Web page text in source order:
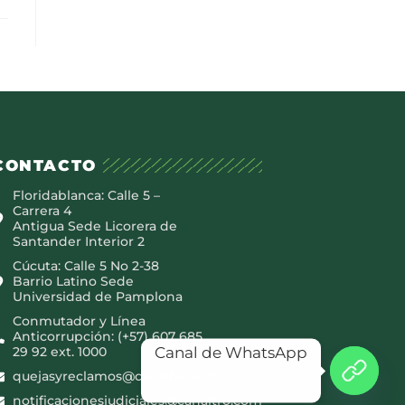
Floridablanca: Calle 5 –
Carrera 4
Antigua Sede Licorera de
Santander Interior 2
Cúcuta: Calle 5 No 2-38
Barrio Latino Sede
Universidad de Pamplona
Conmutador y Línea
Anticorrupción: (+57) 607 685
29 92 ext. 1000
quejasyreclamos@canaltro.com
notificacionesjudiciales@canaltro.com
Canal de WhatsApp